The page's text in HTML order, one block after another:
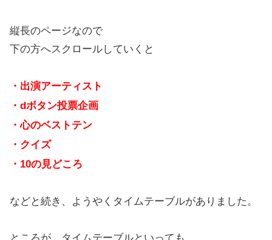
縦長のページなので
下の方へスクロールしていくと
・出演アーティスト
・dボタン投票企画
・心のベストテン
・クイズ
・10の見どころ
などと続き、ようやくタイムテーブルがありました。
ところが、タイムテーブルといっても